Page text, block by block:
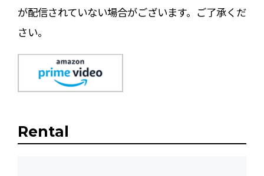
が配信されていない場合がございます。ご了承くだ
さい。
Rental